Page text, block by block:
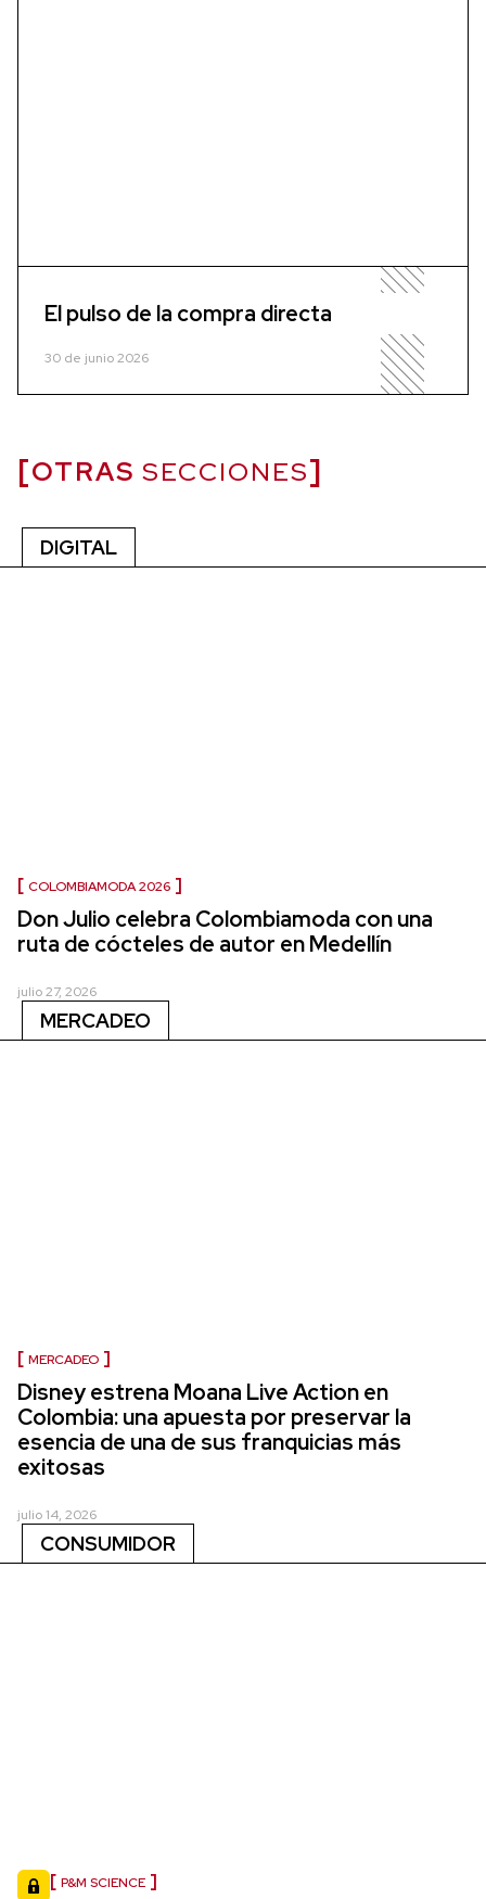
El pulso de la compra directa
30 de junio 2026
OTRAS SECCIONES
DIGITAL
COLOMBIAMODA 2026
Don Julio celebra Colombiamoda con una
ruta de cócteles de autor en Medellín
julio 27, 2026
MERCADEO
MERCADEO
Disney estrena Moana Live Action en
Colombia: una apuesta por preservar la
esencia de una de sus franquicias más
exitosas
julio 14, 2026
CONSUMIDOR
P&M SCIENCE